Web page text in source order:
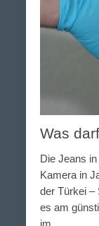
Was
Die Jeans
Kamera in
der Türkei –
es am
im...